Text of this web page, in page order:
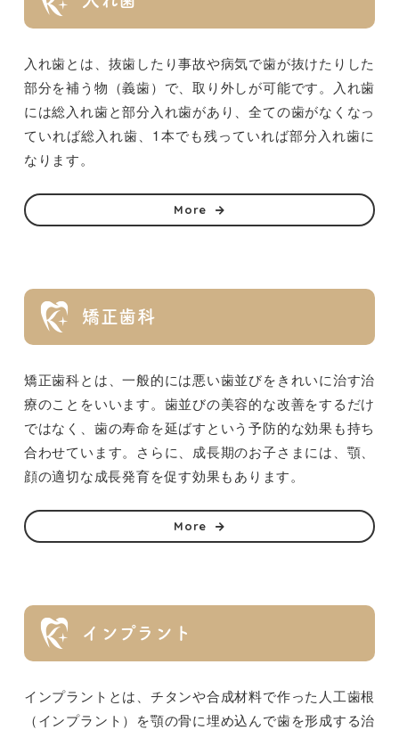
入れ歯とは、抜歯したり事故や病気で歯が抜けたりした
部分を補う物（義歯）で、取り外しが可能です。入れ歯
には総入れ歯と部分入れ歯があり、全ての歯がなくなっ
ていれば総入れ歯、1本でも残っていれば部分入れ歯に
なります。
More
矯正歯科
矯正歯科とは、一般的には悪い歯並びをきれいに治す治
療のことをいいます。歯並びの美容的な改善をするだけ
ではなく、歯の寿命を延ばすという予防的な効果も持ち
合わせています。さらに、成長期のお子さまには、顎、
顔の適切な成長発育を促す効果もあります。
More
インプラント
インプラントとは、チタンや合成材料で作った人工歯根
（インプラント）を顎の骨に埋め込んで歯を形成する治